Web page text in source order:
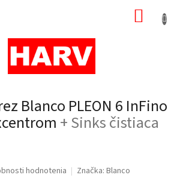
Blanco PLEON 6 InFino
+ Sinks čistiaca
hodnotenia Značka: Blanco